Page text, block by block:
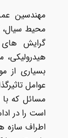
مهندسین
محیط سیال،
گرایش
بسیاری از
عوامل
است را در
اطراف سازه